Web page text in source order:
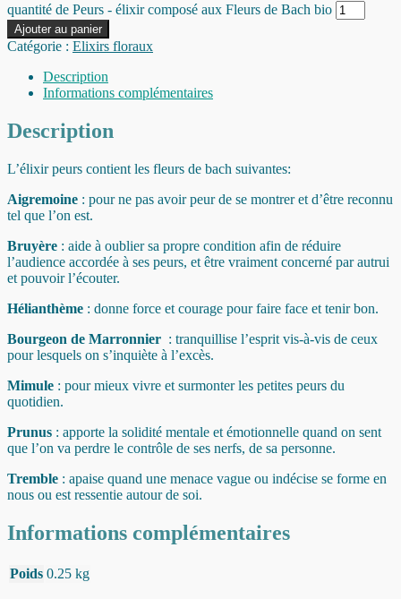
quantité de Peurs - élixir composé aux Fleurs de Bach bio
Ajouter au panier
Catégorie : Elixirs floraux
Description
Informations complémentaires
Description
L’élixir peurs contient les fleurs de bach suivantes:
Aigremoine : pour ne pas avoir peur de se montrer et d’être reconnu
tel que l’on est.
Bruyère : aide à oublier sa propre condition afin de réduire
l’audience accordée à ses peurs, et être vraiment concerné par autrui
et pouvoir l’écouter.
Hélianthème : donne force et courage pour faire face et tenir bon.
Bourgeon de Marronnier : tranquillise l’esprit vis-à-vis de ceux
pour lesquels on s’inquiète à l’excès.
Mimule : pour mieux vivre et surmonter les petites peurs du
quotidien.
Prunus : apporte la solidité mentale et émotionnelle quand on sent
que l’on va perdre le contrôle de ses nerfs, de sa personne.
Tremble : apaise quand une menace vague ou indécise se forme en
nous ou est ressentie autour de soi.
Informations complémentaires
Poids 0.25 kg